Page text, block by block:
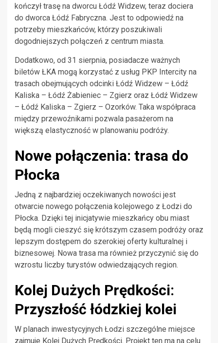
kończył trasę na dworcu Łódź Widzew, teraz dociera
do dworca Łódź Fabryczna. Jest to odpowiedź na
potrzeby mieszkańców, którzy poszukiwali
dogodniejszych połączeń z centrum miasta.
Dodatkowo, od 31 sierpnia, posiadacze ważnych
biletów ŁKA mogą korzystać z usług PKP Intercity na
trasach obejmujących odcinki Łódź Widzew – Łódź
Kaliska – Łódź Żabieniec – Zgierz oraz Łódź Widzew
– Łódź Kaliska – Zgierz – Ozorków. Taka współpraca
między przewoźnikami pozwala pasażerom na
większą elastyczność w planowaniu podróży.
Nowe połączenia: trasa do
Płocka
Jedną z najbardziej oczekiwanych nowości jest
otwarcie nowego połączenia kolejowego z Łodzi do
Płocka. Dzięki tej inicjatywie mieszkańcy obu miast
będą mogli cieszyć się krótszym czasem podróży oraz
lepszym dostępem do szerokiej oferty kulturalnej i
biznesowej. Nowa trasa ma również przyczynić się do
wzrostu liczby turystów odwiedzających region.
Kolej Dużych Prędkości:
Przyszłość łódzkiej kolei
W planach inwestycyjnych Łodzi szczególne miejsce
zajmuje Kolej Dużych Prędkości. Projekt ten ma na celu